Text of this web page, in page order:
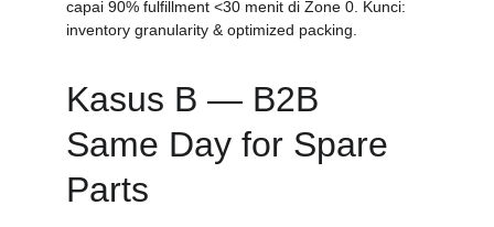
capai 90% fulfillment <30 menit di Zone 0. Kunci:
inventory granularity & optimized packing.
Kasus B — B2B
Same Day for Spare
Parts